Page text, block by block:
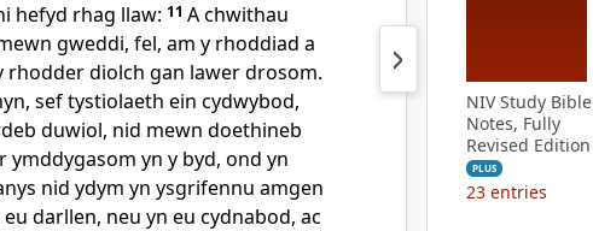
hefyd rhag llaw: 11 A chwithau
gweddi, fel, am y rhoddiad a
rhodder diolch gan lawer drosom.
sef tystiolaeth ein cydwybod,
duwiol, nid mewn doethineb
yn y byd, ond yn
nid ydym yn ysgrifennu amgen
darllen, neu yn eu cydnabod, ac
NIV Study Bible
Notes, Fully
Revised Edition
PLUS
23 entries